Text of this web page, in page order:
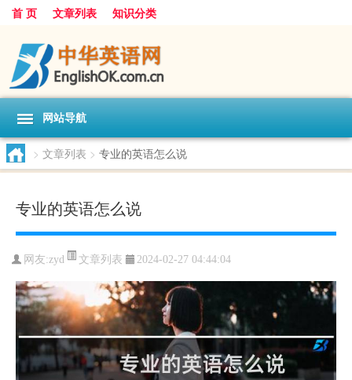
首 页 文章列表 知识分类
网站导航
> 文章列表 > 专业的英语怎么说
专业的英语怎么说
网友:zyd 文章列表 2024-02-27 04:44:04